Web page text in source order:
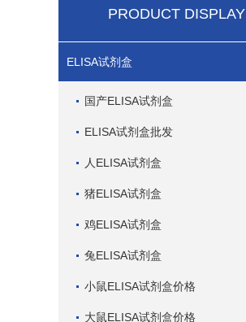
PRODUCT DISPLAY
ELISA试剂盒
国产ELISA试剂盒
ELISA试剂盒批发
人ELISA试剂盒
猪ELISA试剂盒
鸡ELISA试剂盒
兔ELISA试剂盒
小鼠ELISA试剂盒价格
大鼠ELISA试剂盒价格